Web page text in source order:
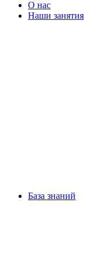
О нас
Наши занятия
База знаний